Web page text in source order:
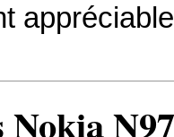
Nokia N97